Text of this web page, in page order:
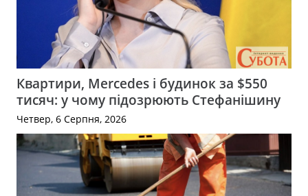
Квартири, Mercedes і будинок за $550
тисяч: у чому підозрюють Стефанішину
Четвер, 6 Серпня, 2026